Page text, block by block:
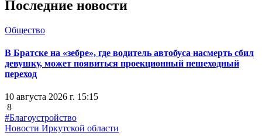
Последние новости
Общество
В Братске на «зебре», где водитель автобуса насмерть сбил
девушку, может появиться проекционный пешеходный
переход
10 августа 2026 г. 15:15
8
#Благоустройство
Новости Иркутской области